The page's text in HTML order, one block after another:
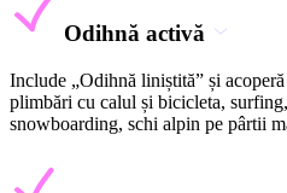
Odihnă activă
Include „Odihnă liniștită” și
plimbări cu calul și bicicleta,
snowboarding, schi alpin pe pârtii